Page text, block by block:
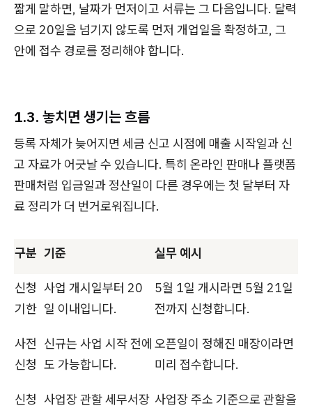
짧게 말하면, 날짜가 먼저이고 서류는 그 다음입니다. 달력
으로 20일을 넘기지 않도록 먼저 개업일을 확정하고, 그
안에 접수 경로를 정리해야 합니다.
1.3. 놓치면 생기는 흐름
등록 자체가 늦어지면 세금 신고 시점에 매출 시작일과 신
고 자료가 어긋날 수 있습니다. 특히 온라인 판매나 플랫폼
판매처럼 입금일과 정산일이 다른 경우에는 첫 달부터 자
료 정리가 더 번거로워집니다.
구분 기준 실무 예시
신청
기한
사업 개시일부터 20
일 이내입니다.
5월 1일 개시라면 5월 21일
전까지 신청합니다.
사전
신청
신규는 사업 시작 전에
도 가능합니다.
오픈일이 정해진 매장이라면
미리 접수합니다.
신청 사업장 관할 세무서장 사업장 주소 기준으로 관할을